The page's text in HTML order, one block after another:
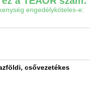
engedélyköteles-e:
csővezetékes